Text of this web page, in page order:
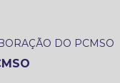
DO PCMSO